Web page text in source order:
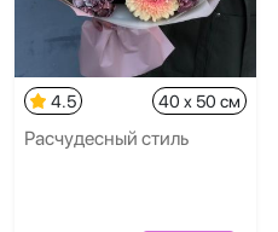
4.5 40 x 50 см
Расчудесный стиль